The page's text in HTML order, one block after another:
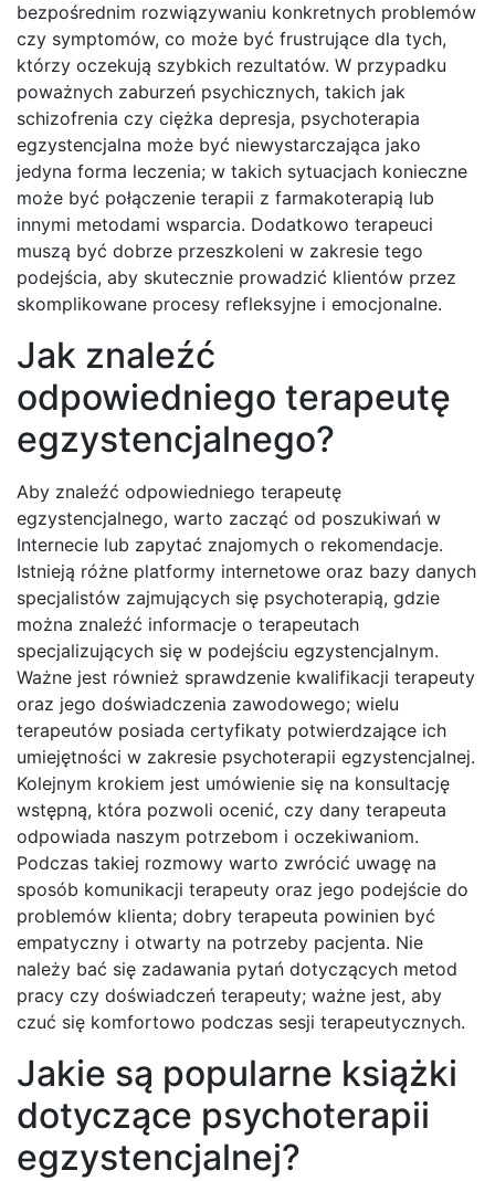
bezpośrednim rozwiązywaniu konkretnych problemów
czy symptomów, co może być frustrujące dla tych,
którzy oczekują szybkich rezultatów. W przypadku
poważnych zaburzeń psychicznych, takich jak
schizofrenia czy ciężka depresja, psychoterapia
egzystencjalna może być niewystarczająca jako
jedyna forma leczenia; w takich sytuacjach konieczne
może być połączenie terapii z farmakoterapią lub
innymi metodami wsparcia. Dodatkowo terapeuci
muszą być dobrze przeszkoleni w zakresie tego
podejścia, aby skutecznie prowadzić klientów przez
skomplikowane procesy refleksyjne i emocjonalne.
Jak znaleźć
odpowiedniego terapeutę
egzystencjalnego?
Aby znaleźć odpowiedniego terapeutę
egzystencjalnego, warto zacząć od poszukiwań w
Internecie lub zapytać znajomych o rekomendacje.
Istnieją różne platformy internetowe oraz bazy danych
specjalistów zajmujących się psychoterapią, gdzie
można znaleźć informacje o terapeutach
specjalizujących się w podejściu egzystencjalnym.
Ważne jest również sprawdzenie kwalifikacji terapeuty
oraz jego doświadczenia zawodowego; wielu
terapeutów posiada certyfikaty potwierdzające ich
umiejętności w zakresie psychoterapii egzystencjalnej.
Kolejnym krokiem jest umówienie się na konsultację
wstępną, która pozwoli ocenić, czy dany terapeuta
odpowiada naszym potrzebom i oczekiwaniom.
Podczas takiej rozmowy warto zwrócić uwagę na
sposób komunikacji terapeuty oraz jego podejście do
problemów klienta; dobry terapeuta powinien być
empatyczny i otwarty na potrzeby pacjenta. Nie
należy bać się zadawania pytań dotyczących metod
pracy czy doświadczeń terapeuty; ważne jest, aby
czuć się komfortowo podczas sesji terapeutycznych.
Jakie są popularne książki
dotyczące psychoterapii
egzystencjalnej?